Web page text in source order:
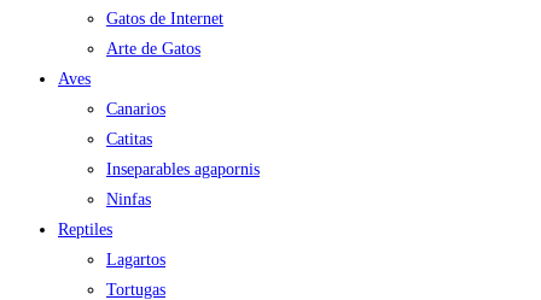
Gatos de Internet
Arte de Gatos
Aves
Canarios
Catitas
Inseparables agapornis
Ninfas
Reptiles
Lagartos
Tortugas